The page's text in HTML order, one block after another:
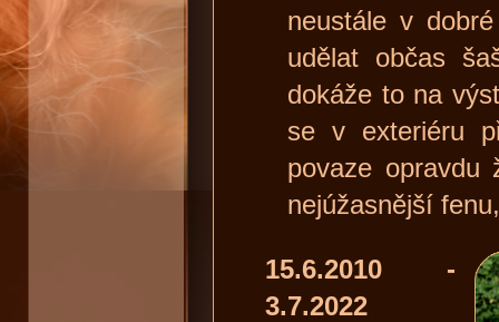
neustále v
udělat občas
dokáže to na
se v exteriéru
povaze opravdu
nejúžasnější
15.6.2010 -
3.7.2022